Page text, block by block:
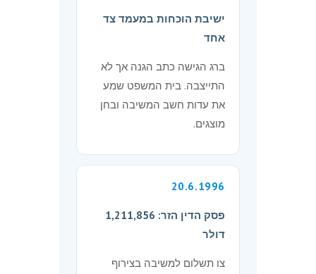
ישיבת הוכחות במעמד צד
אחד
ברג הגישה כתב הגנה אך לא
התייצבה. בית המשפט שמע
את עדות חשב המשיבה ובחן
מוצגים.
20.6.1996
פסק הדין הזר: 1,211,856
דולר
צו תשלום למשיבה בצירוף